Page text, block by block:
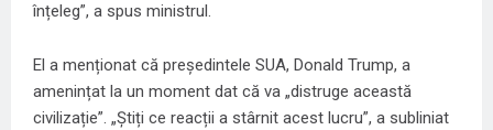
înțeleg”, a spus ministrul.
El a menționat că președintele SUA, Donald Trump, a
amenințat la un moment dat că va „distruge această
civilizație”. „Știți ce reacții a stârnit acest lucru”, a subliniat